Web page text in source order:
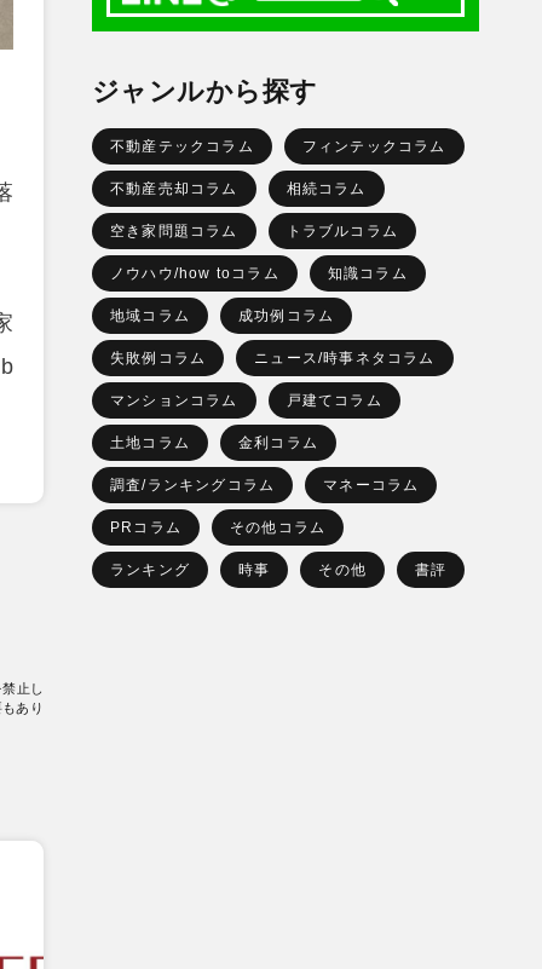
止し
あり
ジャンルから探す
不動産テックコラム フィンテックコラム
不動産売却コラム 相続コラム
空き家問題コラム トラブルコラム
ノウハウ/how toコラム 知識コラム
地域コラム 成功例コラム
失敗例コラム ニュース/時事ネタコラム
マンションコラム 戸建てコラム
土地コラム 金利コラム
調査/ランキングコラム マネーコラム
PRコラム その他コラム
ランキング 時事 その他 書評